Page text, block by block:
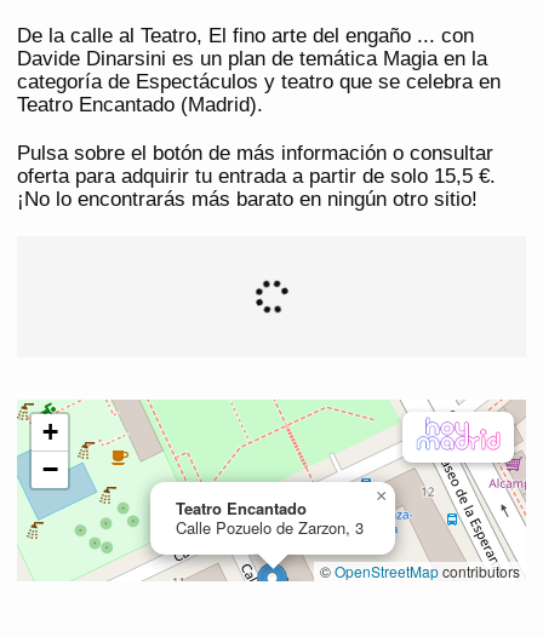
De la calle al Teatro, El fino arte del engaño ... con
Davide Dinarsini es un plan de temática Magia en la
categoría de Espectáculos y teatro que se celebra en
Teatro Encantado (Madrid).
Pulsa sobre el botón de más información o consultar
oferta para adquirir tu entrada a partir de solo 15,5 €.
¡No lo encontrarás más barato en ningún otro sitio!